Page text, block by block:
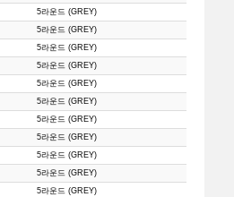
5라운드 (GREY)
5라운드 (GREY)
5라운드 (GREY)
5라운드 (GREY)
5라운드 (GREY)
5라운드 (GREY)
5라운드 (GREY)
5라운드 (GREY)
5라운드 (GREY)
5라운드 (GREY)
5라운드 (GREY)